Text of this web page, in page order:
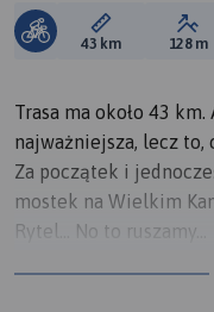
Długość trasy:
43 km 128 m
Trasa ma około 43
najważniejsza, lecz to,
Za początek i
mostek na Wielkim
Rytel... No to ruszamy...
Najpierw jedziemy